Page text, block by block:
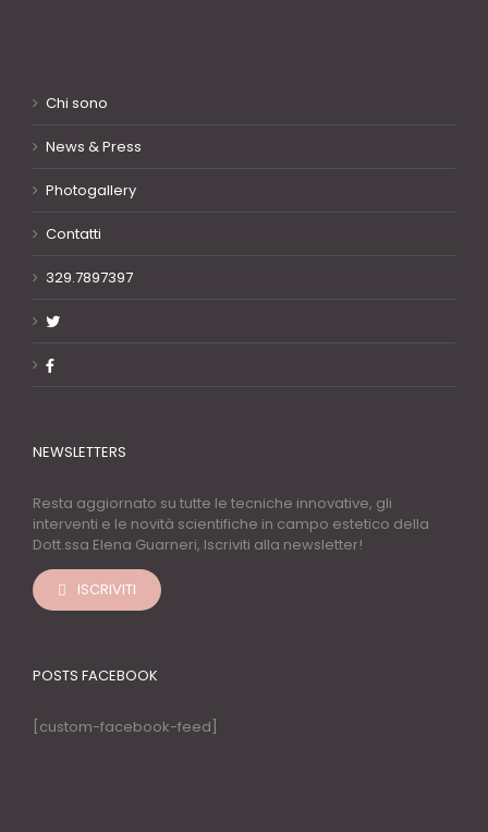
Chi sono
News & Press
Photogallery
Contatti
329.7897397
NEWSLETTERS
Resta aggiornato su tutte le tecniche innovative, gli
interventi e le novità scientifiche in campo estetico della
Dott.ssa Elena Guarneri, Iscriviti alla newsletter!
ISCRIVITI
POSTS FACEBOOK
[custom-facebook-feed]